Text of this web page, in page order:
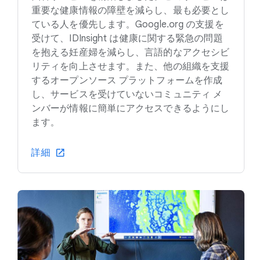
重要な健康情報の障壁を減らし、最も必要とし
ている人を優先します。Google.org の支援を
受けて、IDInsight は健康に関する緊急の問題
を抱える妊産婦を減らし、言語的なアクセシビ
リティを向上させます。また、他の組織を支援
するオープンソース プラットフォームを作成
し、サービスを受けていないコミュニティ メ
ンバーが情報に簡単にアクセスできるようにし
ます。
詳細